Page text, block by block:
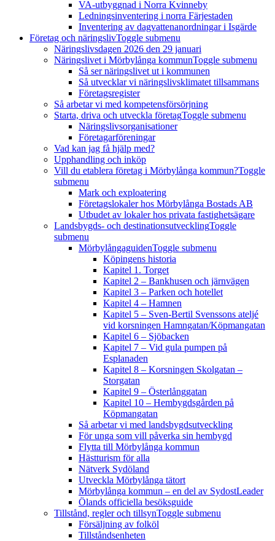
VA-utbyggnad i Norra Kvinneby
Ledningsinventering i norra Färjestaden
Inventering av dagvattenanordningar i Isgärde
Företag och näringslivToggle submenu
Näringslivsdagen 2026 den 29 januari
Näringslivet i Mörbylånga kommunToggle submenu
Så ser näringslivet ut i kommunen
Så utvecklar vi näringslivsklimatet tillsammans
Företagsregister
Så arbetar vi med kompetensförsörjning
Starta, driva och utveckla företagToggle submenu
Näringslivsorganisationer
Företagarföreningar
Vad kan jag få hjälp med?
Upphandling och inköp
Vill du etablera företag i Mörbylånga kommun?Toggle
submenu
Mark och exploatering
Företagslokaler hos Mörbylånga Bostads AB
Utbudet av lokaler hos privata fastighetsägare
Landsbygds- och destinationsutvecklingToggle
submenu
MörbylångaguidenToggle submenu
Köpingens historia
Kapitel 1. Torget
Kapitel 2 – Bankhusen och järnvägen
Kapitel 3 – Parken och hotellet
Kapitel 4 – Hamnen
Kapitel 5 – Sven-Bertil Svenssons ateljé
vid korsningen Hamngatan/Köpmangatan
Kapitel 6 – Sjöbacken
Kapitel 7 – Vid gula pumpen på
Esplanaden
Kapitel 8 – Korsningen Skolgatan –
Storgatan
Kapitel 9 – Österlånggatan
Kapitel 10 – Hembygdsgården på
Köpmangatan
Så arbetar vi med landsbygdsutveckling
För unga som vill påverka sin hembygd
Flytta till Mörbylånga kommun
Hästturism för alla
Nätverk Sydöland
Utveckla Mörbylånga tätort
Mörbylånga kommun – en del av SydostLeader
Ölands officiella besöksguide
Tillstånd, regler och tillsynToggle submenu
Försäljning av folköl
Tillståndsenheten